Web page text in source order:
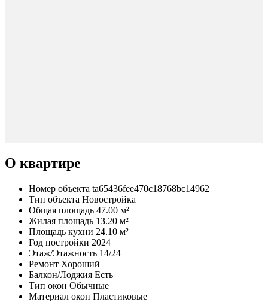
О квартире
Номер объекта ta65436fee470c18768bc14962
Тип объекта Новостройка
Общая площадь 47.00 м²
Жилая площадь 13.20 м²
Площадь кухни 24.10 м²
Год постройки 2024
Этаж/Этажность 14/24
Ремонт Хороший
Балкон/Лоджия Есть
Тип окон Обычные
Материал окон Пластиковые